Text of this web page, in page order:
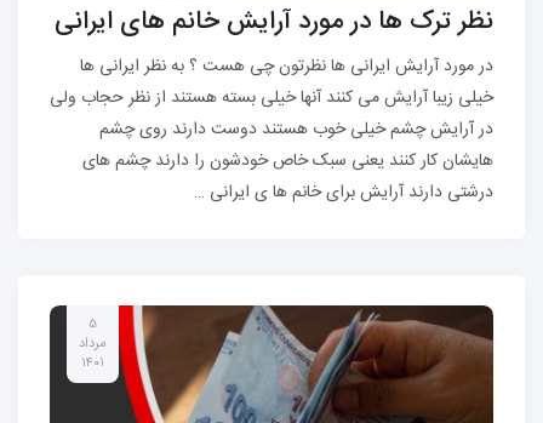
نظر ترک ها در مورد آرایش خانم های ایرانی
در مورد آرایش ایرانی ها نظرتون چی هست ؟ به نظر ایرانی ها
خیلی زیبا آرایش می کنند آنها خیلی بسته هستند از نظر حجاب ولی
در آرایش چشم خیلی خوب هستند دوست دارند روی چشم
هایشان کار کنند یعنی سبک خاص خودشون را دارند چشم های
درشتی دارند آرایش برای خانم ها ی ایرانی …
۵
مرداد
۱۴۰۱